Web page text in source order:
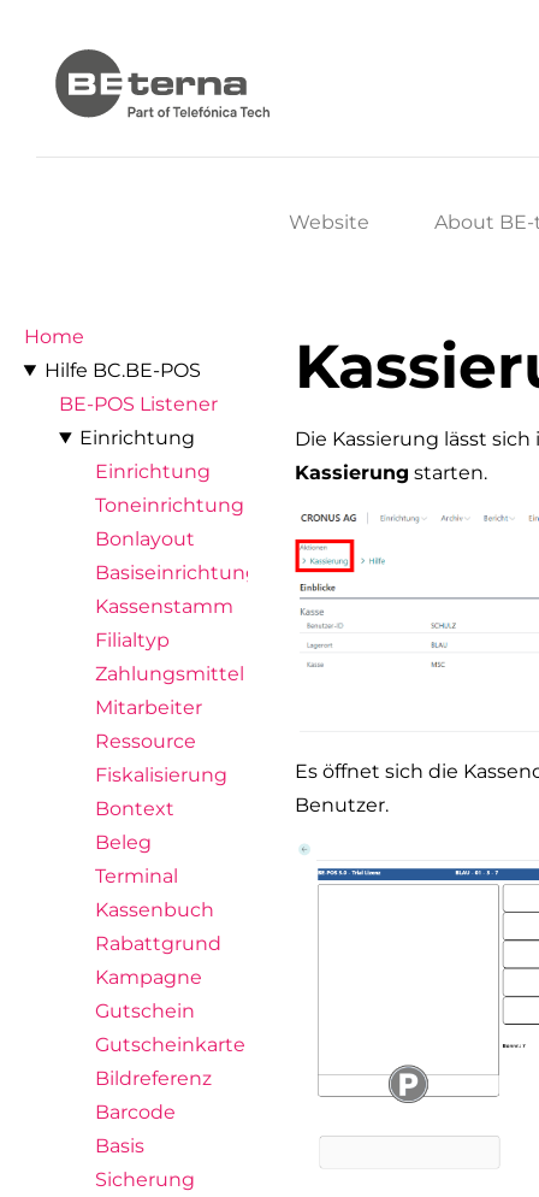
Website About
Home
Hilfe BC.BE-POS
BE-POS Listener
Einrichtung
Einrichtung
Toneinrichtung
Bonlayout
Basiseinrichtungsassistent
Kassenstamm
Filialtyp
Zahlungsmittel
Mitarbeiter
Ressource
Fiskalisierung
Bontext
Beleg
Terminal
Kassenbuch
Rabattgrund
Kampagne
Gutschein
Gutscheinkarte
Bildreferenz
Barcode
Basis
Sicherung
Die Kassierung lässt
Kassierung starten.
Es öffnet sich die
Benutzer.